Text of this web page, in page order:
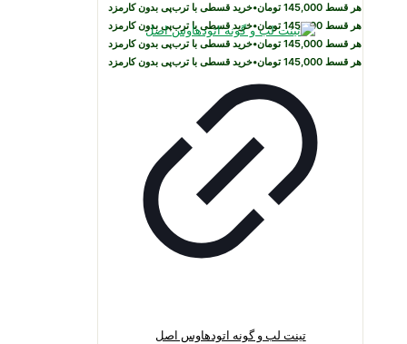
هر قسط145,000 تومان•خرید قسطی با ترب‌پی بدون کارمزد
هر قسط145,000 تومان•خرید قسطی با ترب‌پی بدون کارمزد
هر قسط145,000 تومان•خرید قسطی با ترب‌پی بدون کارمزد
هر قسط145,000 تومان•خرید قسطی با ترب‌پی بدون کارمزد
تینت لب و گونه اتودهاوس اصل